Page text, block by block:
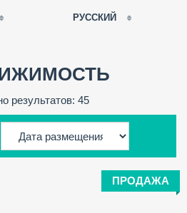
РУССКИЙ
FRANÇAIS
ESPAÑOL
ENGLISH
CATALÀ
результатов: 45
ПРОДАЖА